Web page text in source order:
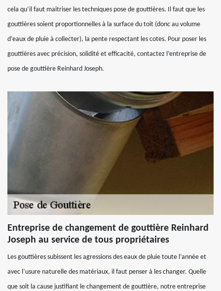
cela qu’il faut maitriser les techniques pose de gouttières. Il faut que les
gouttières soient proportionnelles à la surface du toit (donc au volume
d’eaux de pluie à collecter), la pente respectant les cotes. Pour poser les
gouttières avec précision, solidité et efficacité, contactez l’entreprise de
pose de gouttière Reinhard Joseph.
Entreprise de changement de gouttière Reinhard
Joseph au service de tous propriétaires
Les gouttières subissent les agressions des eaux de pluie toute l’année et
avec l’usure naturelle des matériaux, il faut penser à les changer. Quelle
que soit la cause justifiant le changement de gouttière, notre entreprise